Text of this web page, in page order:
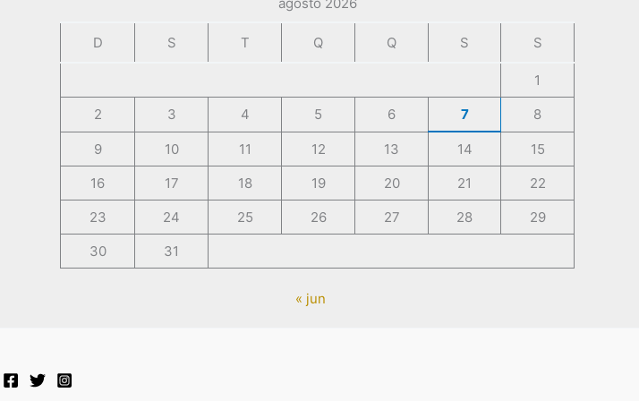
D S T Q Q S S
1
2
3 4 5 6 7 8
9 10 11 12 13 14
15
16
17 18 19 20 21
22
23
24 25 26 27 28
29
30
31
« jun